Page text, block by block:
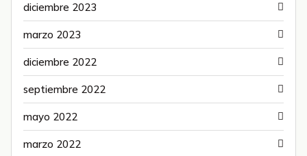
diciembre 2023
marzo 2023
diciembre 2022
septiembre 2022
mayo 2022
marzo 2022